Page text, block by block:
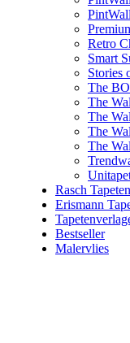
Retro
Smart
Stories
The
The
The
The
The
Rasch Tapeten
Erismann
Bestseller
Malervlies